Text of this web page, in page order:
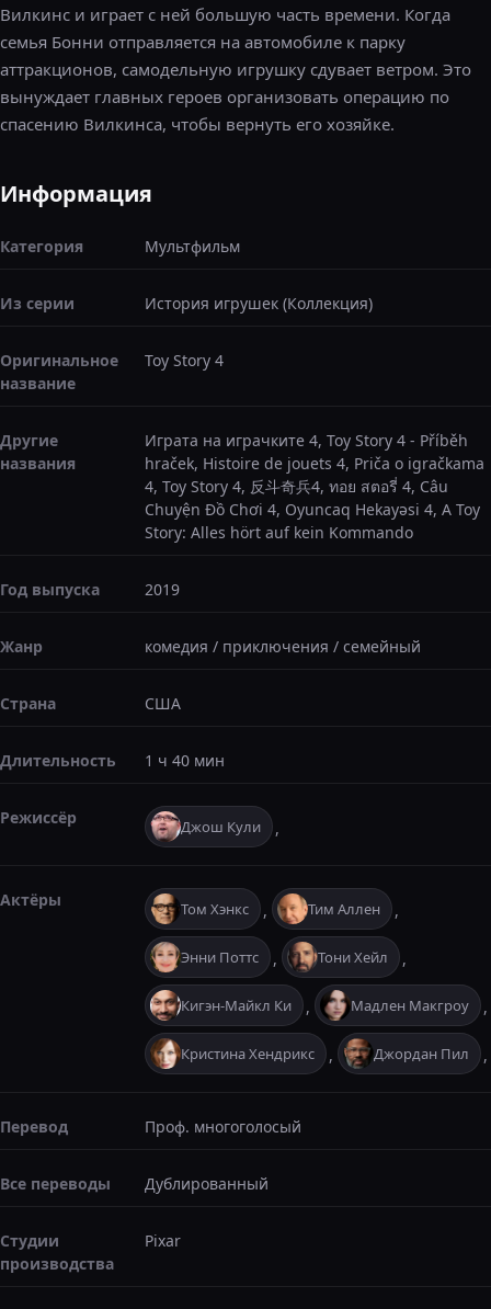
Вилкинс и играет с ней большую часть времени. Когда
семья Бонни отправляется на автомобиле к парку
аттракционов, самодельную игрушку сдувает ветром. Это
вынуждает главных героев организовать операцию по
спасению Вилкинса, чтобы вернуть его хозяйке.
Информация
Категория Мультфильм
Из серии История игрушек (Коллекция)
Оригинальное
название
Toy Story 4
Другие
названия
Играта на играчките 4, Toy Story 4 - Příběh
hraček, Histoire de jouets 4, Priča o igračkama
4, Toy Story 4, 反斗奇兵4, ทอย สตอรี่ 4, Câu
Chuyện Đồ Chơi 4, Oyuncaq Hekayəsi 4, A Toy
Story: Alles hört auf kein Kommando
Год выпуска 2019
Жанр комедия / приключения / семейный
Страна США
Длительность 1 ч 40 мин
Режиссёр Джош Кули ,
Актёры Том Хэнкс , Тим Аллен ,
Энни Поттс , Тони Хейл ,
Кигэн-Майкл Ки , Мадлен Макгроу ,
Кристина Хендрикс , Джордан Пил ,
Перевод Проф. многоголосый
Все переводы Дублированный
Студии
производства
Pixar